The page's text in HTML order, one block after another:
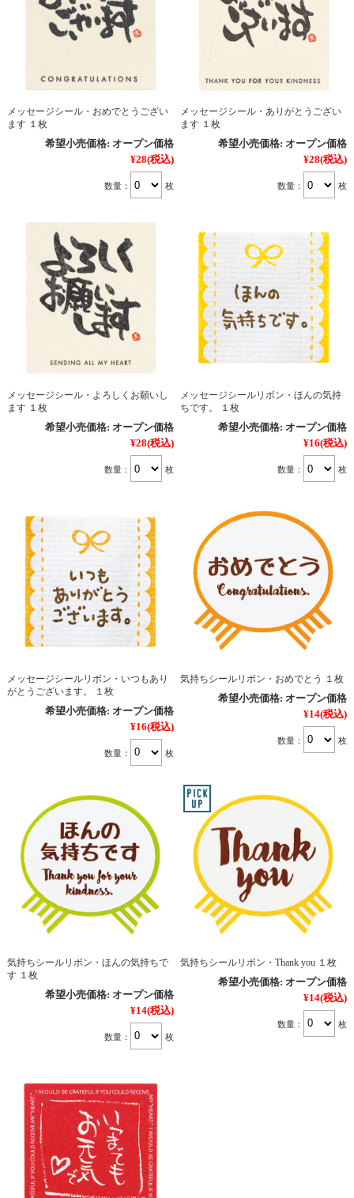
メッセージシール・おめでとうござい
ます １枚
希望小売価格: オープン価格
¥28(税込)
数量： 枚
メッセージシール・ありがとうござい
ます １枚
希望小売価格: オープン価格
¥28(税込)
数量： 枚
メッセージシール・よろしくお願いし
ます １枚
希望小売価格: オープン価格
¥28(税込)
数量： 枚
メッセージシールリボン・ほんの気持
ちです。 １枚
希望小売価格: オープン価格
¥16(税込)
数量： 枚
メッセージシールリボン・いつもあり
がとうございます。 １枚
希望小売価格: オープン価格
¥16(税込)
数量： 枚
気持ちシールリボン・おめでとう １枚
希望小売価格: オープン価格
¥14(税込)
数量： 枚
気持ちシールリボン・ほんの気持ちで
す １枚
希望小売価格: オープン価格
¥14(税込)
数量： 枚
気持ちシールリボン・Thank you １枚
希望小売価格: オープン価格
¥14(税込)
数量： 枚